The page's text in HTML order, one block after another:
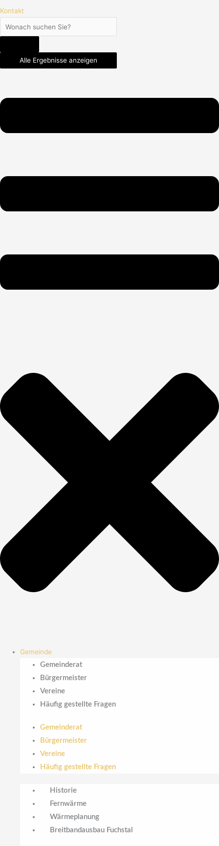
Kontakt
Alle Ergebnisse anzeigen
Gemeinde
Gemeinderat
Bürgermeister
Vereine
Häufig gestellte Fragen
Gemeinderat
Bürgermeister
Vereine
Häufig gestellte Fragen
Historie
Fernwärme
Wärmeplanung
Breitbandausbau Fuchstal